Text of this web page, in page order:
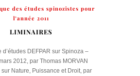
des études spinozistes pour
l’année 2011
LIMINAIRES
d’études DEFPAR sur Spinoza –
2012, par Thomas MORVAN
sur Nature, Puissance et Droit, par